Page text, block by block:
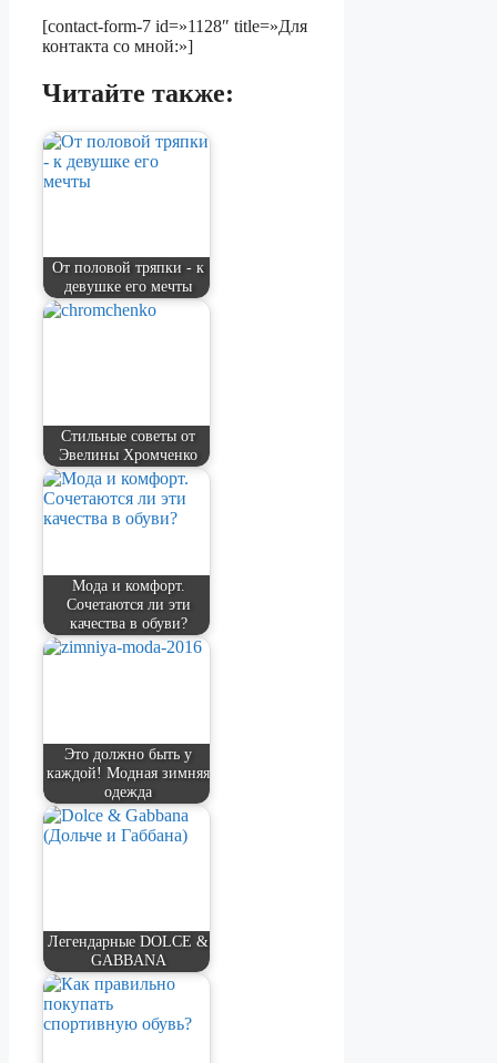
[contact-form-7 id=»1128″ title=»Для
контакта со мной:»]
Читайте также:
От половой тряпки - к
девушке его мечты
Стильные советы от
Эвелины Хромченко
Мода и комфорт.
Сочетаются ли эти
качества в обуви?
Это должно быть у
каждой! Модная зимняя
одежда
Легендарные DOLCE &
GABBANA